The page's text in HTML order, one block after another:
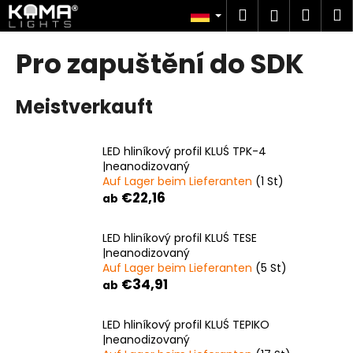
Zum
Inhalt
springen
Suchen
Login
Pro zapuštění do SDK
Meistverkauft
LED hliníkový profil KLUŚ TPK-4
|neanodizovaný
Auf Lager beim Lieferanten (1 St)
ab €22,16
LED hliníkový profil KLUŚ TESE
|neanodizovaný
Auf Lager beim Lieferanten (5 St)
ab €34,91
LED hliníkový profil KLUŚ TEPIKO
|neanodizovaný
W
a
zum
zum
a